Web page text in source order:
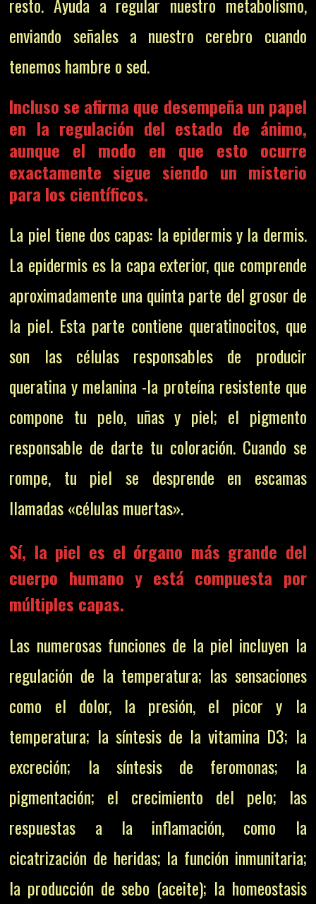
enviando señales a nuestro cerebro cuando
tenemos hambre o sed.
Incluso se afirma que desempeña un papel
en la regulación del estado de ánimo,
aunque el modo en que esto ocurre
exactamente sigue siendo un misterio
para los científicos.
La piel tiene dos capas: la epidermis y la dermis.
La epidermis es la capa exterior, que comprende
aproximadamente una quinta parte del grosor de
la piel. Esta parte contiene queratinocitos, que
son las células responsables de producir
queratina y melanina -la proteína resistente que
compone tu pelo, uñas y piel; el pigmento
responsable de darte tu coloración. Cuando se
rompe, tu piel se desprende en escamas
llamadas «células muertas».
Sí, la piel es el órgano más grande del
cuerpo humano y está compuesta por
múltiples capas.
Las numerosas funciones de la piel incluyen la
regulación de la temperatura; las sensaciones
como el dolor, la presión, el picor y la
temperatura; la síntesis de la vitamina D3; la
excreción; la síntesis de feromonas; la
pigmentación; el crecimiento del pelo; las
respuestas a la inflamación, como la
cicatrización de heridas; la función inmunitaria;
la producción de sebo (aceite); la homeostasis